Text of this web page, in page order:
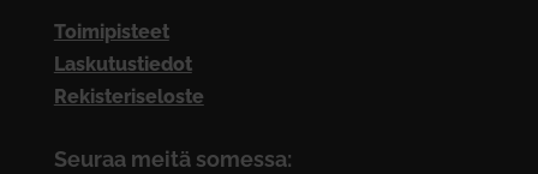
Toimipisteet
Laskutustiedot
Rekisteriseloste
Seuraa meitä somessa: